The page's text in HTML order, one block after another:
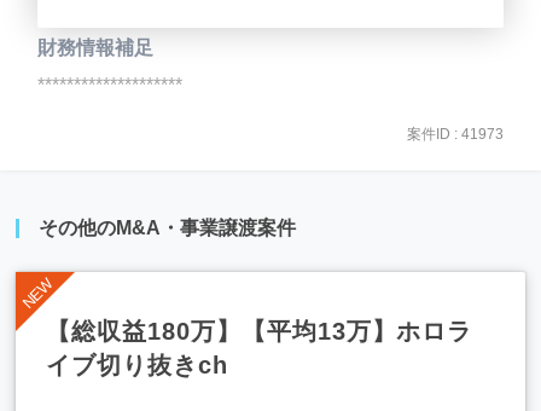
財務情報補足
********************
案件ID : 41973
その他のM&A・事業譲渡案件
【総収益180万】【平均13万】ホロラ
イブ切り抜きch